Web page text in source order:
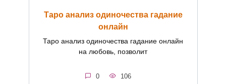
Таро анализ одиночества гадание
онлайн
Таро анализ одиночества гадание онлайн
на любовь, позволит
0 106